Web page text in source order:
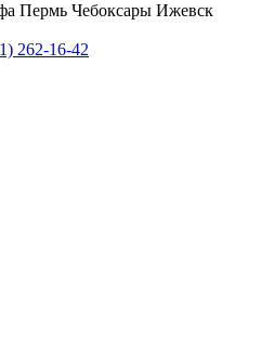
Пермь Чебоксары Ижевск
262-16-42